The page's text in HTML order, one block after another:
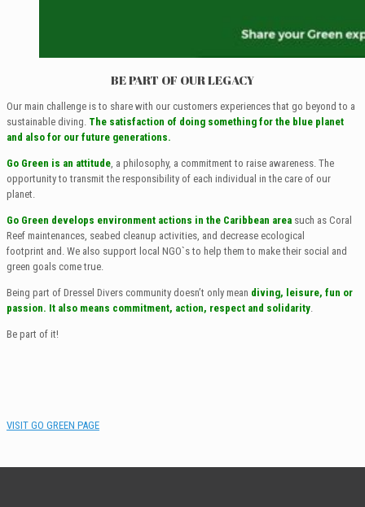
BE PART OF OUR LEGACY
Our main challenge is to share with our customers experiences that go beyond to a
sustainable diving. The satisfaction of doing something for the blue planet
and also for our future generations.
Go Green is an attitude, a philosophy, a commitment to raise awareness. The
opportunity to transmit the responsibility of each individual in the care of our
planet.
Go Green develops environment actions in the Caribbean area such as Coral
Reef maintenances, seabed cleanup activities, and decrease ecological
footprint and. We also support local NGO`s to help them to make their social and
green goals come true.
Being part of Dressel Divers community doesn’t only mean diving, leisure, fun or
passion. It also means commitment, action, respect and solidarity.
Be part of it!
VISIT GO GREEN PAGE